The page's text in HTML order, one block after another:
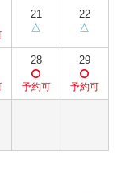
21 22
28 29